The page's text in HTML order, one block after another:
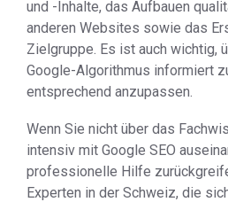
und -Inhalte, das Aufbauen
anderen Websites sowie das
Zielgruppe. Es ist auch wichtig,
Google-Algorithmus informiert
entsprechend anzupassen.
Wenn Sie nicht über das
intensiv mit Google SEO
professionelle Hilfe
Experten in der Schweiz, die